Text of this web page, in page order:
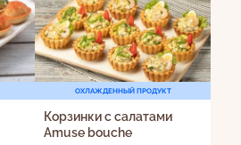
ОХЛАЖДЕННЫЙ ПРОДУКТ
Корзинки с салатами
Amuse bouche